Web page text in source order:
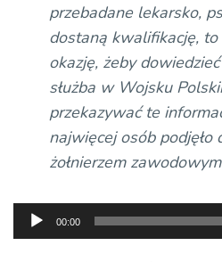
przebadane lekarsko,
dostaną kwalifikację,
okazję, żeby
służba w Wojsku
przekazywać te
najwięcej osób podjęło
żołnierzem
Odtwarzacz
plików
00:00